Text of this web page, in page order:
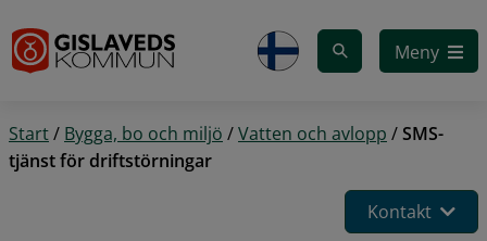
Meny
Start/ Bygga, bo och miljö /Vatten och avlopp /SMS-
tjänst för driftstörningar
Kontakt